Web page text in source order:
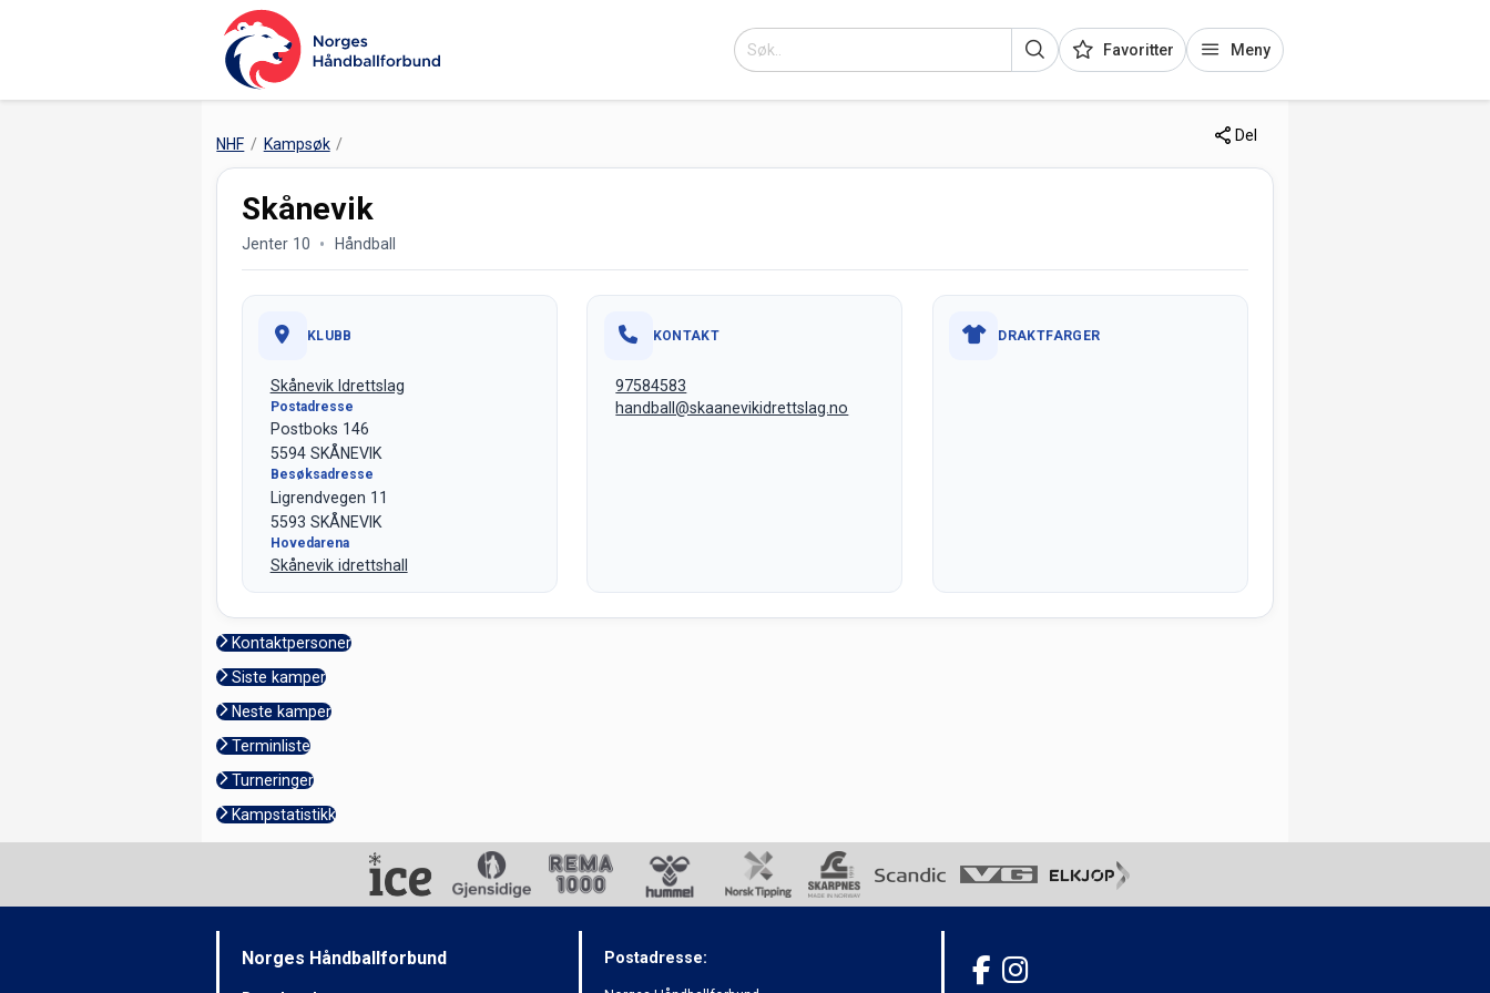
Favoritter Meny
NHF Kampsøk Del
Skånevik
Jenter 10 Håndball
KLUBB
Skånevik Idrettslag
Postadresse
Postboks 146
5594 SKÅNEVIK
Besøksadresse
Ligrendvegen 11
5593 SKÅNEVIK
Hovedarena
Skånevik idrettshall
KONTAKT
97584583
handball@skaanevikidrettslag.no
DRAKTFARGER
Kontaktpersoner
Siste kamper
Neste kamper
Terminliste
Turneringer
Kampstatistikk
Norges Håndballforbund Postadresse: